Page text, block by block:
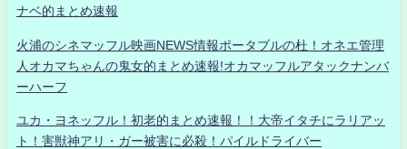
ナベ的まとめ速報
火浦のシネマッフル映画NEWS情報ポータブルの杜！オネエ管理
人オカマちゃんの鬼女的まとめ速報!オカマッフルアタックナンバ
ーハーフ
ユカ・ヨネッフル！初老的まとめ速報！！大帝イタチにラリアッ
ト！害獣神アリ・ガー被害に必殺！パイルドライバー